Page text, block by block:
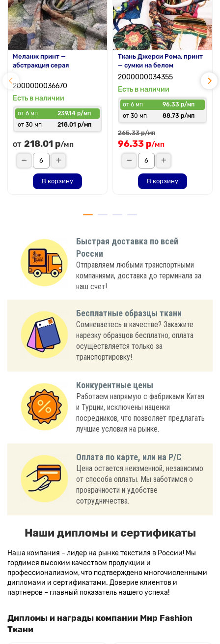
Меланж принт —
абстракция серая
2000000036670
Есть в наличии
от 6 мп
239.14 р/мп
от 30 мп
218.01 р/мп
от 218.01 р/мп
В корзину
Ткань Джерси Рома, принт
— сумки на белом
2000000034355
Есть в наличии
от 6 мп
96.33 р/мп
от 30 мп
88.73 р/мп
265.33 р/мп
96.33 р/мп
В корзину
Быстрая доставка по всей
России
Отправляем любыми транспортными
компаниями, доставка до терминала за
наш счет!
Бесплатные образцы ткани
Сомневаетесь в качестве? Закажите
нарезку образцов бесплатно, оплата
осуществляется только за
транспортировку!
Конкурентные цены
Работаем напрямую с фабриками Китая
и Турции, исключены наценки
посредников, что позволяет предлагать
лучшие условия на рынке.
Оплата по карте, или на Р/С
Цена остается неизменной, независимо
от способа оплаты. Мы заботимся о
прозрачности и удобстве
сотрудничества.
Наши дипломы и сертификаты
Наша компания – лидер на рынке текстиля в России! Мы
гордимся высоким качеством продукции и
профессионализмом, что подтверждено многочисленными
дипломами и сертификатами. Доверие клиентов и
партнеров – главный показатель нашего успеха!
Дипломы и награды компании Мир Fashion
Ткани